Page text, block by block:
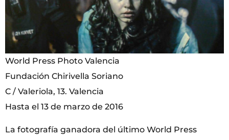
World Press Photo Valencia
Fundación Chirivella Soriano
C / Valeriola, 13. Valencia
Hasta el 13 de marzo de 2016
La fotografía ganadora del último World Press